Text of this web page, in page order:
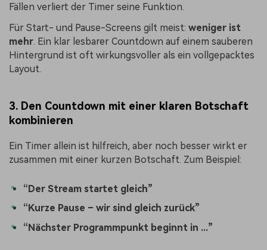
Fällen verliert der Timer seine Funktion.
Für Start- und Pause-Screens gilt meist: weniger ist
mehr. Ein klar lesbarer Countdown auf einem sauberen
Hintergrund ist oft wirkungsvoller als ein vollgepacktes
Layout.
3. Den Countdown mit einer klaren Botschaft
kombinieren
Ein Timer allein ist hilfreich, aber noch besser wirkt er
zusammen mit einer kurzen Botschaft. Zum Beispiel:
“Der Stream startet gleich”
“Kurze Pause – wir sind gleich zurück”
“Nächster Programmpunkt beginnt in ...”